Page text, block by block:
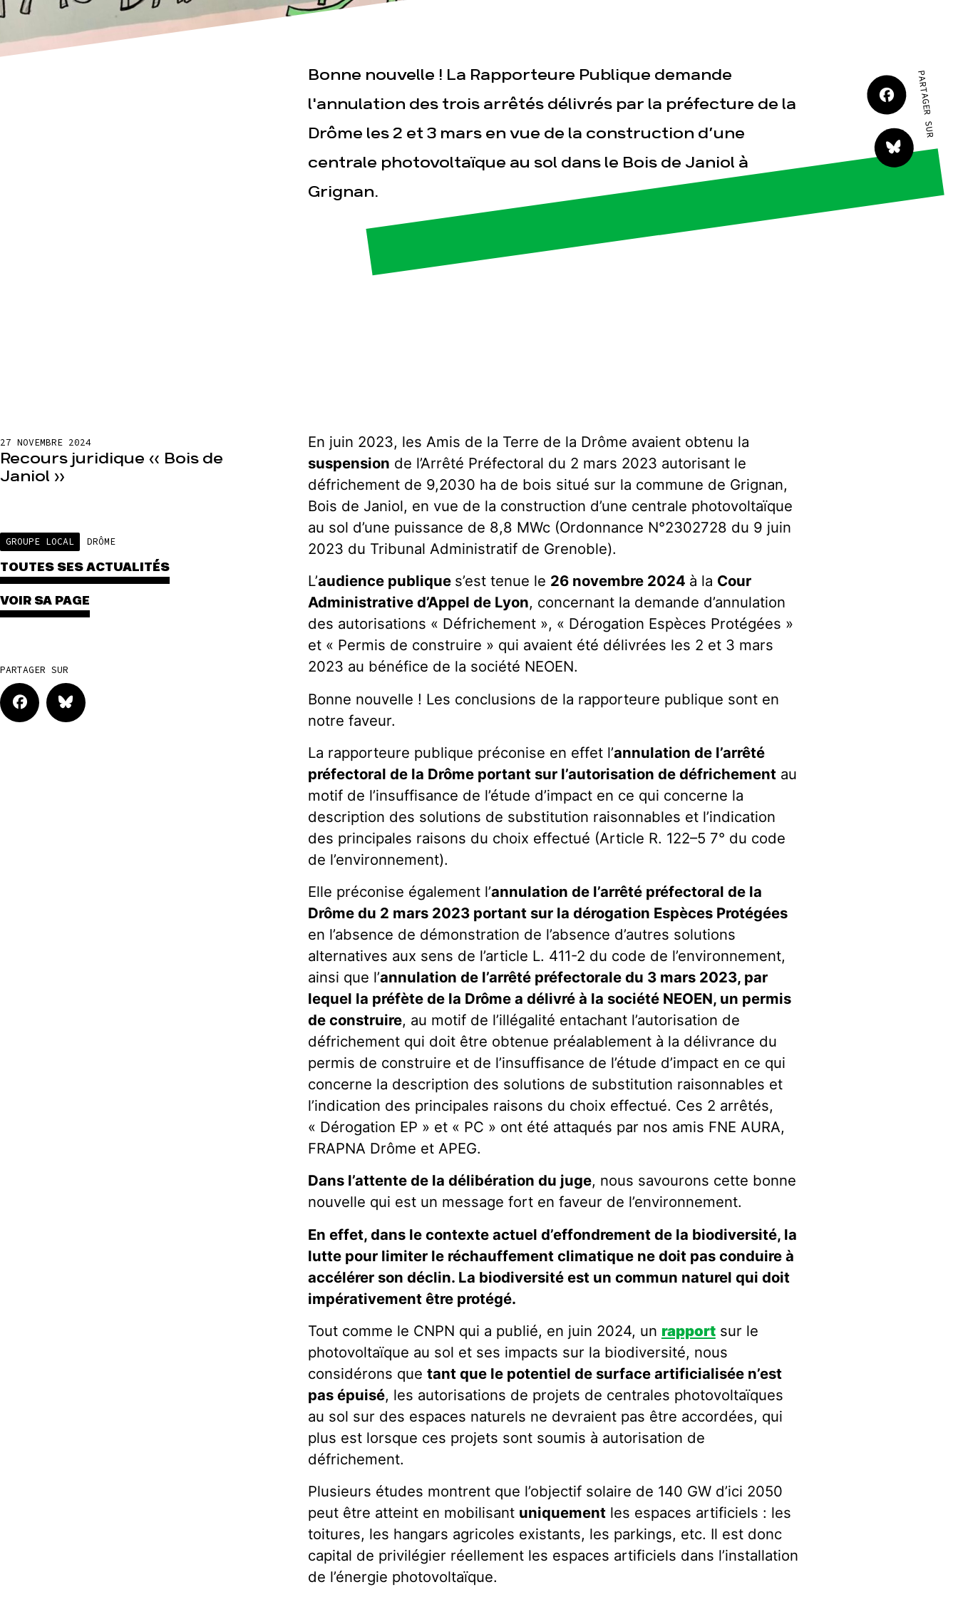
Espace presse Publications Contact
Bonne nouvelle ! La Rapporteure Publique demande
l'annulation des trois arrêtés délivrés par la préfecture de la
Drôme les 2 et 3 mars en vue de la construction d’une
centrale photovoltaïque au sol dans le Bois de Janiol à
Grignan.
PARTAGER SUR
27 NOVEMBRE 2024
Recours juridique « Bois de
Janiol »
GROUPE LOCAL DRÔME
TOUTES SES ACTUALITÉS
VOIR SA PAGE
PARTAGER SUR
En juin 2023, les Amis de la Terre de la Drôme avaient obtenu la
suspension de l’Arrêté Préfectoral du 2 mars 2023 autorisant le
défrichement de 9,2030 ha de bois situé sur la commune de Grignan,
Bois de Janiol, en vue de la construction d’une centrale photovoltaïque
au sol d’une puissance de 8,8 MWc (Ordonnance N°2302728 du 9 juin
2023 du Tribunal Administratif de Grenoble).
L’audience publique s’est tenue le 26 novembre 2024 à la Cour
Administrative d’Appel de Lyon, concernant la demande d’annulation
des autorisations « Défrichement », « Dérogation Espèces Protégées »
et « Permis de construire » qui avaient été délivrées les 2 et 3 mars
2023 au bénéfice de la société NEOEN.
Bonne nouvelle ! Les conclusions de la rapporteure publique sont en
notre faveur.
La rapporteure publique préconise en effet l’annulation de l’arrêté
préfectoral de la Drôme portant sur l’autorisation de défrichementau
motif de l’insuffisance de l’étude d’impact en ce qui concerne la
description des solutions de substitution raisonnables et l’indication
des principales raisons du choix effectué (Article R. 122–5 7° du code
de l’environnement).
Elle préconise également l’annulation de l’arrêté préfectoral de la
Drôme du 2 mars 2023 portant sur la dérogation Espèces Protégées
en l’absence de démonstration de l’absence d’autres solutions
alternatives aux sens de l’article L. 411-2 du code de l’environnement,
ainsi que l’annulation de l’arrêté préfectorale du 3 mars 2023, par
lequel la préfète de la Drôme a délivré à la société NEOEN, un permis
de construire, au motif de l’illégalité entachant l’autorisation de
défrichement qui doit être obtenue préalablement à la délivrance du
permis de construire et de l’insuffisance de l’étude d’impact en ce qui
concerne la description des solutions de substitution raisonnables et
l’indication des principales raisons du choix effectué. Ces 2 arrêtés,
« Dérogation EP » et « PC » ont été attaqués par nos amis FNE AURA,
FRAPNA Drôme et APEG.
Dans l’attente de la délibération du juge, nous savourons cette bonne
nouvelle qui est un message fort en faveur de l’environnement.
En effet, dans le contexte actuel d’effondrement de la biodiversité, la
lutte pour limiter le réchauffement climatique ne doit pas conduire à
accélérer son déclin. La biodiversité est un commun naturel qui doit
impérativement être protégé.
Tout comme le CNPN qui a publié, en juin 2024, un rapportsur le
photovoltaïque au sol et ses impacts sur la biodiversité, nous
considérons que tant que le potentiel de surface artificialisée n’est
pas épuisé, les autorisations de projets de centrales photovoltaïques
au sol sur des espaces naturels ne devraient pas être accordées, qui
plus est lorsque ces projets sont soumis à autorisation de
défrichement.
Plusieurs études montrent que l’objectif solaire de 140 GW d’ici 2050
peut être atteint en mobilisant uniquementles espaces artificiels : les
toitures, les hangars agricoles existants, les parkings, etc. Il est donc
capital de privilégier réellement les espaces artificiels dans l’installation
de l’énergie photovoltaïque.